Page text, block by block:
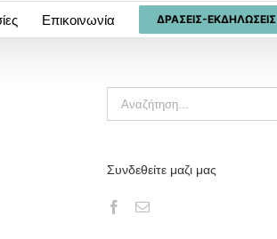
Επικοινωνία ΔΡΆΣΕΙΣ-ΕΚΔΗΛΏΣΕΙΣ
Αναζήτηση
για:
Συνδεθείτε μαζι μας